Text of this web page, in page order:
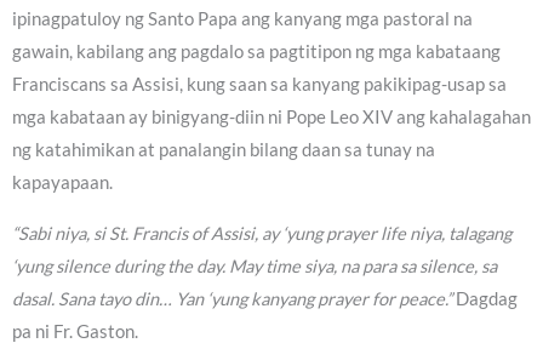
ipinagpatuloy ng Santo Papa ang kanyang mga pastoral na
gawain, kabilang ang pagdalo sa pagtitipon ng mga kabataang
Franciscans sa Assisi, kung saan sa kanyang pakikipag-usap sa
mga kabataan ay binigyang-diin ni Pope Leo XIV ang kahalagahan
ng katahimikan at panalangin bilang daan sa tunay na
kapayapaan.
“Sabi niya, si St. Francis of Assisi, ay ‘yung prayer life niya, talagang
‘yung silence during the day. May time siya, na para sa silence, sa
dasal. Sana tayo din… Yan ‘yung kanyang prayer for peace.”Dagdag
pa ni Fr. Gaston.